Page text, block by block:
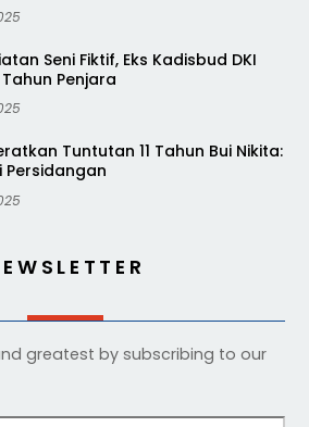
Seni Fiktif, Eks Kadisbud DKI
Penjara
Tuntutan 11 Tahun Bui Nikita:
Persidangan
greatest by subscribing to our